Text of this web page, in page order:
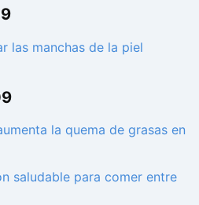
las manchas de la piel
la quema de grasas en
saludable para comer entre